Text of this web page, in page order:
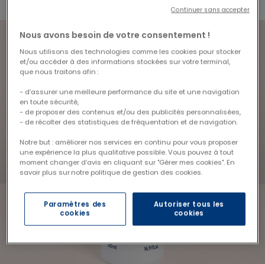
Nous avons besoin de votre consentement !
Nous utilisons des technologies comme les cookies pour stocker
et/ou accéder à des informations stockées sur votre terminal,
que nous traitons afin :
- d’assurer une meilleure performance du site et une navigation
en toute sécurité,
- de proposer des contenus et/ou des publicités personnalisées,
- de récolter des statistiques de fréquentation et de navigation.
Notre but : améliorer nos services en continu pour vous proposer
une expérience la plus qualitative possible. Vous pouvez à tout
moment changer d’avis en cliquant sur "Gérer mes cookies". En
savoir plus sur notre politique de gestion des cookies.
Paramètres des
cookies
Autoriser tous les
cookies
Continuer sans accepter